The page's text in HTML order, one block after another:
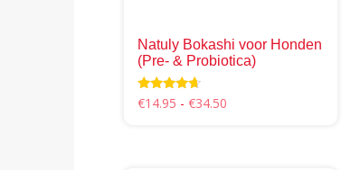
Natuly Bokashi voor Honden
(Pre- & Probiotica)
Waardering
4.46
€14.95 - €34.50